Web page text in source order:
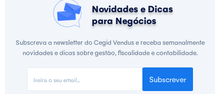
Novidades e Dicas
para Negócios
Subscreva a newsletter do Cegid Vendus e receba semanalmente
novidades e dicas sobre gestão, fiscalidade e contabilidade.
Subscrever